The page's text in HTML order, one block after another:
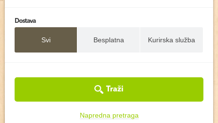
Dostava
Svi Besplatna Kurirska služba
Traži
Napredna pretraga